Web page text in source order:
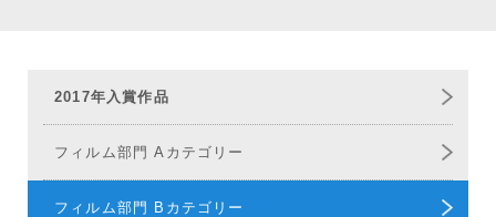
2017年入賞作品
フィルム部門 Aカテゴリー
フィルム部門 Bカテゴリー